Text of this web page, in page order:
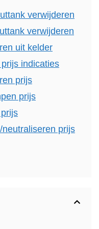
verwijderen
verwijderen
uit kelder
indicaties
prijs
prijs
prijs